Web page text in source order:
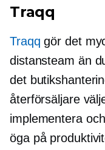
Traqq
Traqq gör det
distansteam än
det
återförsäljare
implementera
öga på